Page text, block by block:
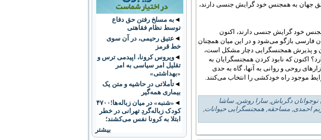
جهان به همجنس خود گرایش جنسی دارند،
خود گرایش جنسی دارند، اکنون
فارسی بازگو می‌شود و در این میان همچنان
و پذیرش همجنسگرایی دچار مشکل است،
اکنون که نابود کردن همجنسگرایان به
روحی و روانی به آنها، گاه به حدی
موجود راه خودکشی را انتخاب می‌کنند.
دگرباش, سارا روشن, ساشا
احمدی, مساحقه, همجنسگرایی حیوانات,
◄ به مسلخ رفتن حق دفاع
توسط نظام فقاهتی
◄ عتیق رحیمی، در آن سوی
خط قرمز
◄ ویروس کرونا، اپیدمی ترس و
تقلیل امر سیاسی به امر
«بهداشتی»
◄ تأملاتی در حاشیه و متن یک
بیماری همه‌گیر
◄
«شنبه» در میان زباله‌ها!۴۷۰۰
کودک زباله‌گردِ تهرانی در خطر
ابتلا به کرونا نفس می‌کشند؛
بیشتر